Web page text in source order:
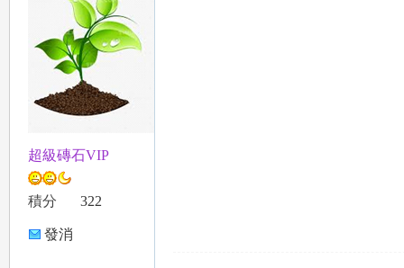
超級磚石VIP
積分 322
發消